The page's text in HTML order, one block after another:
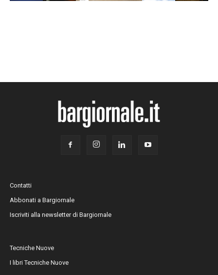
Contatti
Abbonati a Bargiornale
Iscriviti alla newsletter di Bargiornale
Tecniche Nuove
I libri Tecniche Nuove